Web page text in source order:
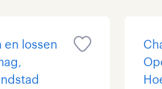
vakgebied wil je
zoek je
per week wil je
zou
en lossen